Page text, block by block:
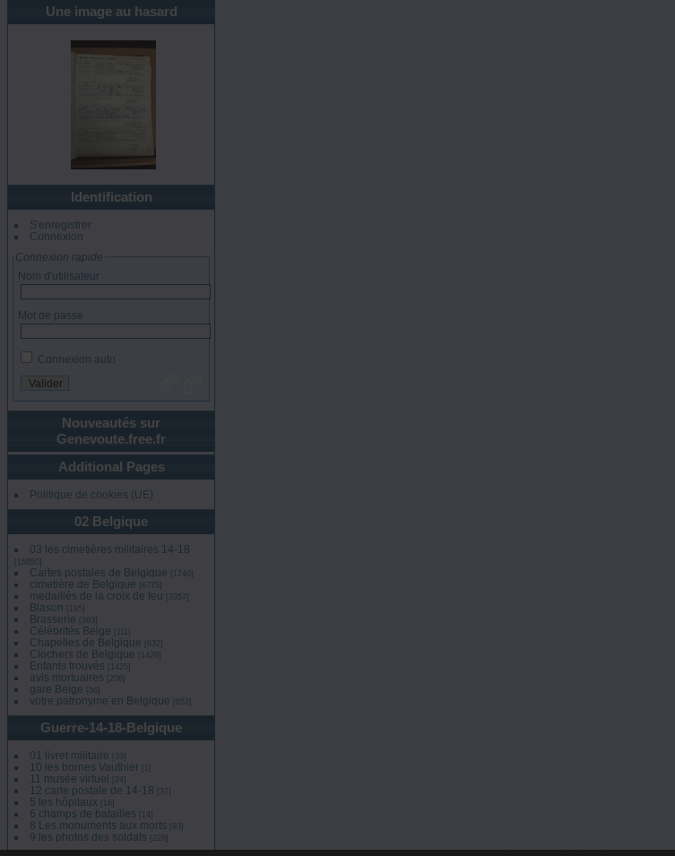
Une image au hasard
Identification
S'enregistrer
Connexion
Connexion rapide
Nom d'utilisateur
Mot de passe
Connexion auto
Nouveautés sur
Genevoute.free.fr
Additional Pages
Politique de cookies (UE)
02 Belgique
03 les cimetières militaires 14-18
[15850]
Cartes postales de Belgique [1740]
cimetière de Belgique [6775]
medaillés de la croix de feu [3357]
Blason [195]
Brasserie [363]
Célébrités Belge [111]
Chapelles de Belgique [632]
Clochers de Belgique [1429]
Enfants trouvés [1425]
avis mortuaires [208]
gare Belge [56]
votre patronyme en Belgique [852]
Guerre-14-18-Belgique
01 livret militaire [33]
10 les bornes Vauthier [1]
11 musée virtuel [24]
12 carte postale de 14-18 [37]
5 les hôpitaux [16]
6 champs de batailles [14]
8 Les monuments aux morts [93]
9 les photos des soldats [228]